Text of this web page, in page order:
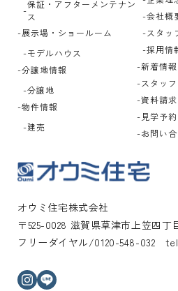
オウミ住宅株式会社
〒525-0028 滋賀県草津市上笠四丁
フリーダイヤル/0120-548-032 tel/
インスタグラム
保証・アフターメンテナン
ス
展示場・ショールーム
モデルハウス
分譲地情報
分譲地
物件情報
建売
会社概
スタッ
採用情
新着情報
スタッ
資料請求
見学予約
お問い